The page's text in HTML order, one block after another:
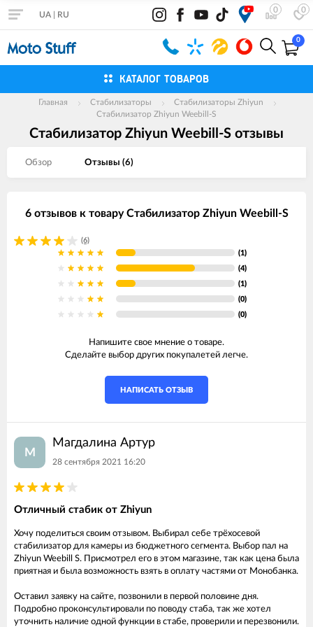
0 0
UA RU
0
КАТАЛОГ ТОВАРОВ
Главная Стабилизаторы
Стабилизаторы Zhiyun
Стабилизатор Zhiyun Weebill-S
Стабилизатор Zhiyun Weebill-S отзывы
Обзор Отзывы (6)
6 отзывов к товару Стабилизатор Zhiyun Weebill-S
(6)
(1)
(4)
(1)
(0)
(0)
Напишите свое мнение о товаре.
Сделайте выбор других покупалетей легче.
НАПИСАТЬ ОТЗЫВ
М
Магдалина Артур
28 сентября 2021 16:20
Отличный стабик от Zhiyun
Хочу поделиться своим отзывом. Выбирал себе трёхосевой
стабилизатор для камеры из бюджетного сегмента. Выбор пал на
Zhiyun Weebill S. Присмотрел его в этом магазине, так как цена была
приятная и была возможность взять в оплату частями от Монобанка.
Оставил заявку на сайте, позвонили в первой половине дня.
Подробно проконсультировали по поводу стаба, так же хотел
уточнить наличие одной функции в стабе, проверили и перезвонили.